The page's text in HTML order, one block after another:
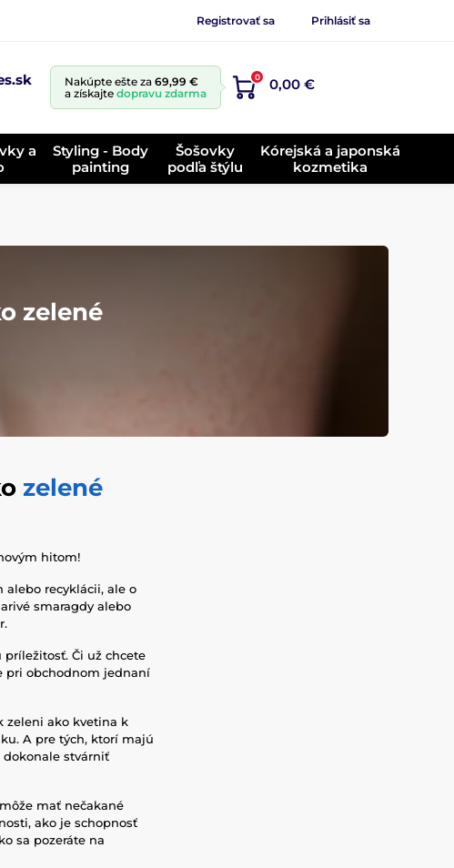
Registrovať sa Prihlásiť sa
Nakúpte ešte za 69,99 €
a získajte dopravu zdarma
0 0,00 €
a
Styling - Body
painting
Šošovky
podľa štýlu
Kórejská a japonská
kozmetika
zelené
zelené
hitom!
alebo recyklácii, ale o
smaragdy alebo
Či už chcete
pri obchodnom jednaní
zeleni ako kvetina k
A pre tých, ktorí majú
dokonale stvárniť
mať nečakané
ako je schopnosť
sa pozeráte na